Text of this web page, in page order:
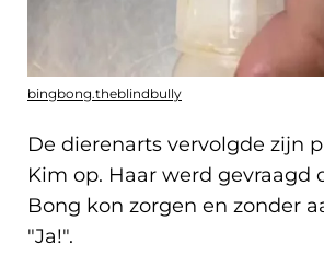
bingbong.theblindbully
De dierenarts vervolgde zijn
Kim op. Haar werd gevraagd
Bong kon zorgen en zonder
"Ja!".